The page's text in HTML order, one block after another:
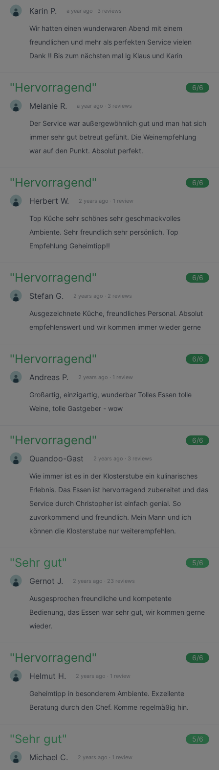
Karin P. a year ago · 3 reviews
Wir hatten einen wunderwaren Abend mit einem
freundlichen und mehr als perfekten Service vielen
Dank !! Bis zum nächsten mal lg Klaus und Karin
"Hervorragend" 6/6
Melanie R. a year ago · 3 reviews
Der Service war außergewöhnlich gut und man hat sich
immer sehr gut betreut gefühlt. Die Weinempfehlung
war auf den Punkt. Absolut perfekt.
"Hervorragend" 6/6
Herbert W. 2 years ago · 1 review
Top Küche sehr schönes sehr geschmackvolles
Ambiente. Sehr freundlich sehr persönlich. Top
Empfehlung Geheimtipp!!
"Hervorragend" 6/6
Stefan G. 2 years ago · 2 reviews
Ausgezeichnete Küche, freundliches Personal. Absolut
empfehlenswert und wir kommen immer wieder gerne
"Hervorragend" 6/6
Andreas P. 2 years ago · 1 review
Großartig, einzigartig, wunderbar Tolles Essen tolle
Weine, tolle Gastgeber - wow
"Hervorragend" 6/6
Quandoo-Gast 2 years ago · 3 reviews
Wie immer ist es in der Klosterstube ein kulinarisches
Erlebnis. Das Essen ist hervorragend zubereitet und das
Service durch Christopher ist einfach genial. So
zuvorkommend und freundlich. Mein Mann und ich
können die Klosterstube nur weiterempfehlen.
"Sehr gut" 5/6
Gernot J. 2 years ago · 23 reviews
Ausgesprochen freundliche und kompetente
Bedienung, das Essen war sehr gut, wir kommen gerne
wieder.
"Hervorragend" 6/6
Helmut H. 2 years ago · 1 review
Geheimtipp in besonderem Ambiente. Exzellente
Beratung durch den Chef. Komme regelmäßig hin.
"Sehr gut" 5/6
Michael C. 2 years ago · 1 review